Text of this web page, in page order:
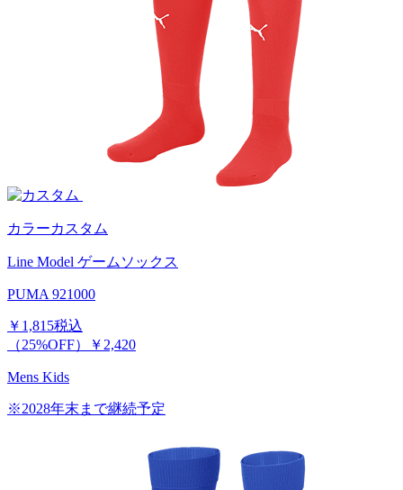
カラーカスタム
Line Model ゲームソックス
PUMA 921000
￥1,815税込
（25%OFF）
￥2,420
Mens Kids
※2028年末まで継続予定